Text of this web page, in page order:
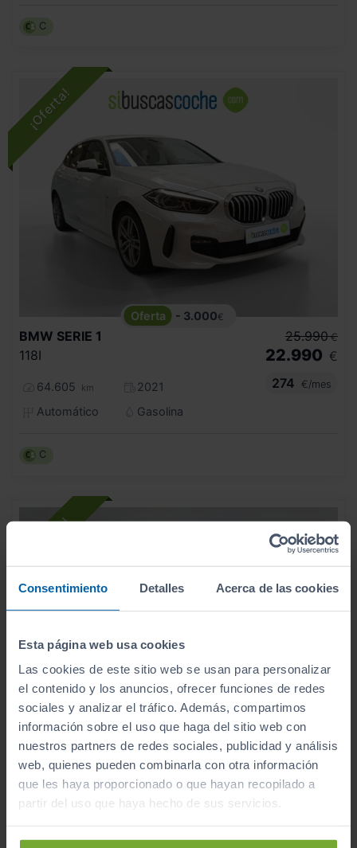
Consentimiento Detalles Acerca de las cookies
Esta página web usa cookies
Las cookies de este sitio web se usan para personalizar
el contenido y los anuncios, ofrecer funciones de redes
sociales y analizar el tráfico. Además, compartimos
información sobre el uso que haga del sitio web con
nuestros partners de redes sociales, publicidad y análisis
web, quienes pueden combinarla con otra información
que les haya proporcionado o que hayan recopilado a
partir del uso que haya hecho de sus servicios.
C
- 3.000€
BMW SERIE 1
118I
64.605 km
2021
Automático
Gasolina
25.990 €
22.990 €
274
€/mes
C
- 3.000€
VOLKSWAGEN POLO
R LINE 1.0 TSI 85KW (115CV) DSG
Automático
Gasolina
24.990
21.990